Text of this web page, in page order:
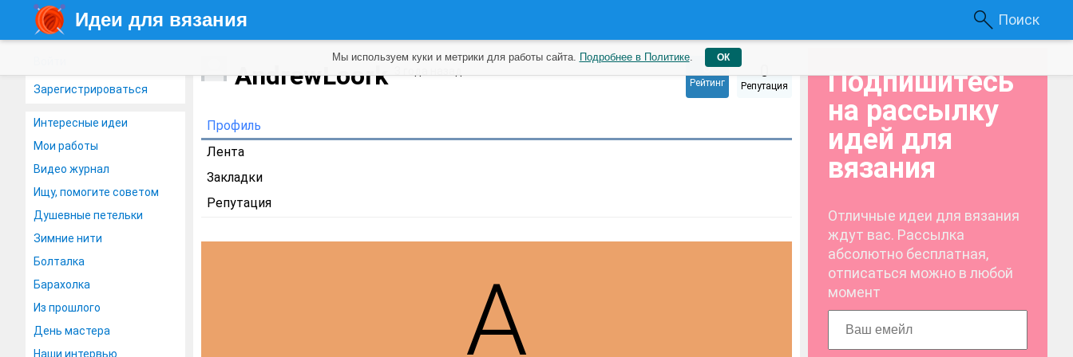
Идеи для вязания Поиск
Зарегистрироваться
Интересные идеи
Мои работы
Видео журнал
Ищу, помогите советом
Душевные петельки
Зимние нити
Болталка
Барахолка
Из прошлого
День мастера
Наши интервью
AndrewLoork 0
Рейтинг
0
Репутация
Профиль
Лента
Закладки
Репутация
Подпишитесь
на рассылку
идей для
вязания
Отличные идеи для вязания
ждут вас. Рассылка
абсолютно бесплатная,
отписаться можно в любой
момент
Мы используем куки и метрики для работы сайта. Подробнее в Политике. ОК